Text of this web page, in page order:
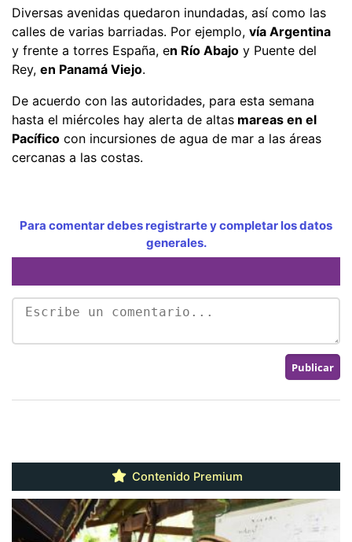
Diversas avenidas quedaron inundadas, así como las
calles de varias barriadas. Por ejemplo, vía Argentina
y frente a torres España, en Río Abajo y Puente del
Rey, en Panamá Viejo.
De acuerdo con las autoridades, para esta semana
hasta el miércoles hay alerta de altas mareas en el
Pacífico con incursiones de agua de mar a las áreas
cercanas a las costas.
Para comentar debes registrarte y completar los datos
generales.
Contenido Premium